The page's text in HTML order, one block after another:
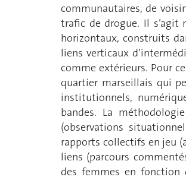
communautaires, de
trafic de drogue. Il
horizontaux, construits
liens verticaux
comme extérieurs. Pour
quartier marseillais qui
institutionnels,
bandes. La
(observations
rapports collectifs en jeu
liens (parcours
des femmes en fonction